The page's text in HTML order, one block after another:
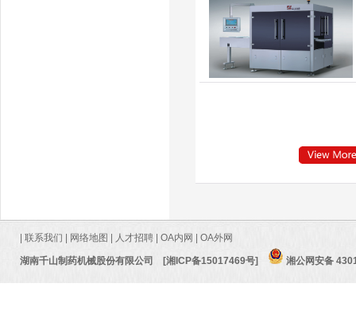
联系我们 网络地图 人才招聘 OA内网 OA外网
湖南千山制药机械股份有限公司 [湘ICP备15017469号] 湘公网安备